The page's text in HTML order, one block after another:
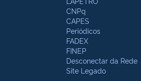
CNPq
CAPES
Periódicos
FADEX
FINEP
Desconectar da Rede
Site Legado